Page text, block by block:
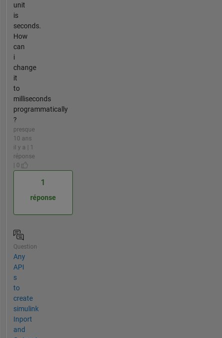
unit
is
seconds.
How
can
i
change
it
to
milliseconds
programmatically
?
presque
10 ans
il y a | 1
réponse
| 0
1
réponse
Question
Any
API
s
to
create
simulink
Inport
and